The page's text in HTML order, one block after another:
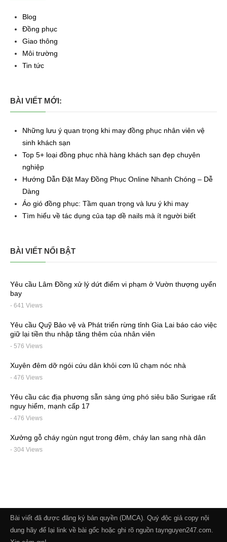
Blog
Đồng phục
Giao thông
Môi trường
Tin tức
BÀI VIẾT MỚI:
Những lưu ý quan trọng khi may đồng phục nhân viên vệ
sinh khách sạn
Top 5+ loại đồng phục nhà hàng khách sạn đẹp chuyên
nghiệp
Hướng Dẫn Đặt May Đồng Phục Online Nhanh Chóng – Dễ
Dàng
Áo gió đồng phục: Tầm quan trọng và lưu ý khi may
Tìm hiểu về tác dụng của tạp dề nails mà ít người biết
BÀI VIẾT NỔI BẬT
Yêu cầu Lâm Đồng xử lý dứt điểm vi phạm ở Vườn thượng uyển
bay
- 641 Views
Yêu cầu Quỹ Bảo vệ và Phát triển rừng tỉnh Gia Lai báo cáo việc
giữ lại tiền thu nhập tăng thêm của nhân viên
- 576 Views
Xuyên đêm dỡ ngói cứu dân khỏi cơn lũ chạm nóc nhà
- 476 Views
Yêu cầu các địa phương sẵn sàng ứng phó siêu bão Surigae rất
nguy hiểm, mạnh cấp 17
- 476 Views
Xưởng gỗ cháy ngùn ngụt trong đêm, cháy lan sang nhà dân
- 304 Views
Bài viết đã được đăng ký bản quyền (DMCA). Quý độc giả copy nội
dung hãy để lại link về bài gốc hoặc ghi rõ nguồn taynguyen247.com.